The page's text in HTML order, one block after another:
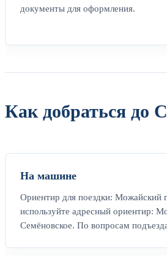
документы для оформления.
Как добраться до
На машине
Ориентир для поездки: Можайский
используйте адресный ориентир:
Семёновское. По вопросам